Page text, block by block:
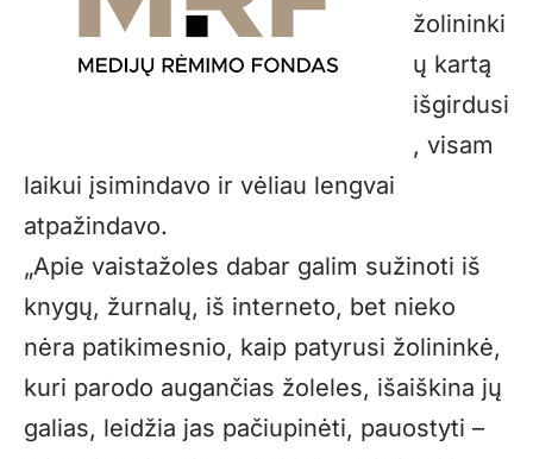
žolininki
ų kartą
išgirdusi
, visam
laikui įsimindavo ir vėliau lengvai
atpažindavo.
„Apie vaistažoles dabar galim sužinoti iš
knygų, žurnalų, iš interneto, bet nieko
nėra patikimesnio, kaip patyrusi žolininkė,
kuri parodo augančias žoleles, išaiškina jų
galias, leidžia jas pačiupinėti, pauostyti –